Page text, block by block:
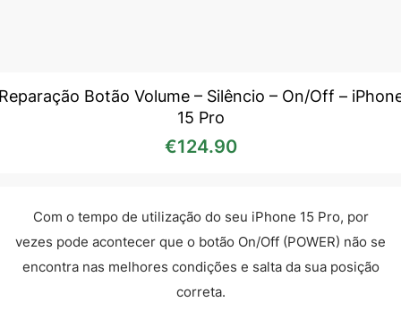
Botão Volume – Silêncio – On/Off –
15 Pro
€124.90
Com o tempo de utilização do seu iPhone 15 Pro, por
vezes pode acontecer que o botão On/Off (POWER) não se
encontra nas melhores condições e salta da sua posição
correta.